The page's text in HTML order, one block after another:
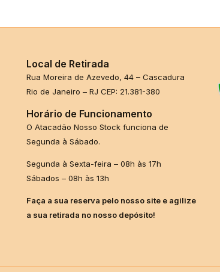
Local de Retirada
Rua Moreira de Azevedo, 44 – Cascadura
Rio de Janeiro – RJ CEP: 21.381-380
Horário de Funcionamento
O Atacadão Nosso Stock funciona de
Segunda à Sábado.
Segunda à Sexta-feira – 08h às 17h
Sábados – 08h às 13h
Faça a sua reserva pelo nosso site e agilize
a sua retirada no nosso depósito!